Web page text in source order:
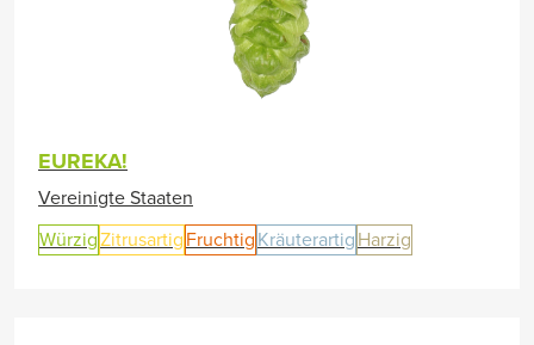
EUREKA!
Vereinigte Staaten
WürzigZitrusartig Fruchtig Kräuterartig Harzig